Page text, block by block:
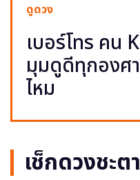
ดูดวง
เบอร์โทร คน
มุมดูดีทุกองศ
ไหม
เช็กดวงชะตา